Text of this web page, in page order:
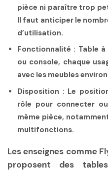
pièce ni paraître trop
Il faut anticiper le
d’utilisation.
Fonctionnalité : Table
ou console, chaque
avec les meubles
Disposition : Le
rôle pour connecter
même pièce,
multifonctions.
Les enseignes comme
proposent des